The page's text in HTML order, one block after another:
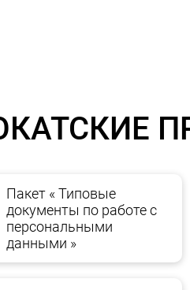
купли-продажи 3000
3000
нежилого помещения
Пакет « Типовые
документы по работе с
персональными
данными »